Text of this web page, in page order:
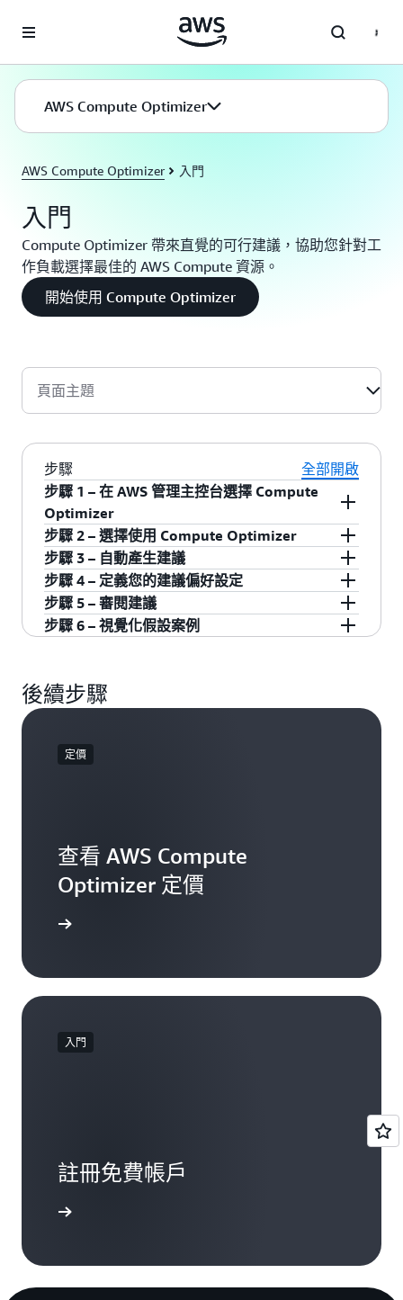
AWS Compute Optimizer
AWS Compute Optimizer 入門
入門
Compute Optimizer 帶來直覺的可行建議，協助您針對工
作負載選擇最佳的 AWS Compute 資源。
開始使用 Compute Optimizer
頁面主題
步驟
全部開啟
步驟 1 – 在 AWS 管理主控台選擇 Compute
Optimizer
您可以登入 AWS 管理主控台，然後按一下
[Compute Optimizer]。按一下「開始使用」。
步驟 2 – 選擇使用 Compute Optimizer
在帳戶設定頁，審閱預設資料設定，然後按一下
「選擇加入」。 選擇加入後，將自動在您的帳戶
中建立服務連接角色。
步驟 3 – 自動產生建議
選擇退出後，Compute Optimizer 開始掃描您的
AWS 基礎設施，並建立建議。Compute
Optimizer 最多需時 24 小時，為所有支援的 AWS
步驟 4 – 定義您的建議偏好設定
按一下左側導覽列上的「偏好設定」下的「一
般」或「規模調整」，以根據您的工作負載要求
步驟 5 – 審閱建議
按一下左側的「EC2 執行個體」、「EC2 Auto
庫」，以檢視所有規模調整建議。您也可以按一
下「閒置資源」來探索閒置資源清單及其節省機
省機會。
步驟 6 – 視覺化假設案例
上的作業情況。
後續步驟
定價
查看 AWS Compute
Optimizer 定價
入門
註冊免費帳戶